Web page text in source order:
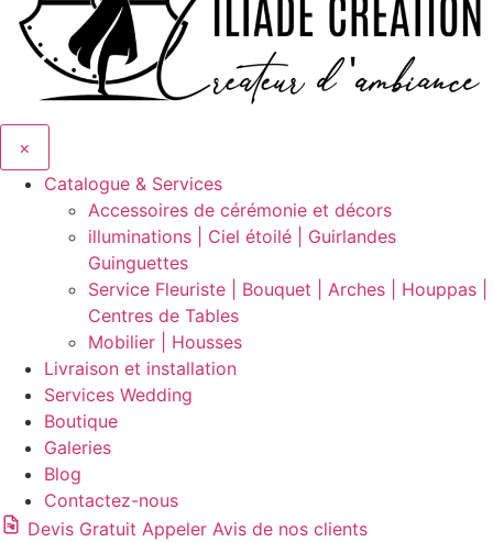
×
Catalogue & Services
Accessoires de cérémonie et décors
illuminations | Ciel étoilé | Guirlandes
Guinguettes
Service Fleuriste | Bouquet | Arches | Houppas |
Centres de Tables
Mobilier | Housses
Livraison et installation
Services Wedding
Boutique
Galeries
Blog
Contactez-nous
Devis Gratuit Appeler Avis de nos clients